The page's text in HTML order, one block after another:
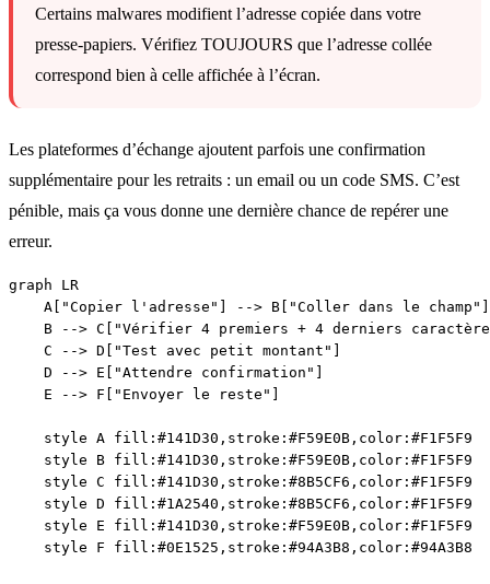
Certains malwares modifient l’adresse copiée dans votre
presse-papiers. Vérifiez TOUJOURS que l’adresse collée
correspond bien à celle affichée à l’écran.
Les plateformes d’échange ajoutent parfois une confirmation
supplémentaire pour les retraits : un email ou un code SMS. C’est
pénible, mais ça vous donne une dernière chance de repérer une
erreur.
graph LR
    A["Copier l'adresse"] --> B["Coller dans le champ"]
B --> C["Vérifier 4 premiers + 4 derniers
    C --> D["Test avec petit montant"]
    D --> E["Attendre confirmation"]
    E --> F["Envoyer le reste"]
    style A fill:#141D30,stroke:#F59E0B,color:#F1F5F9
    style B fill:#141D30,stroke:#F59E0B,color:#F1F5F9
    style C fill:#141D30,stroke:#8B5CF6,color:#F1F5F9
    style D fill:#1A2540,stroke:#8B5CF6,color:#F1F5F9
    style E fill:#141D30,stroke:#F59E0B,color:#F1F5F9